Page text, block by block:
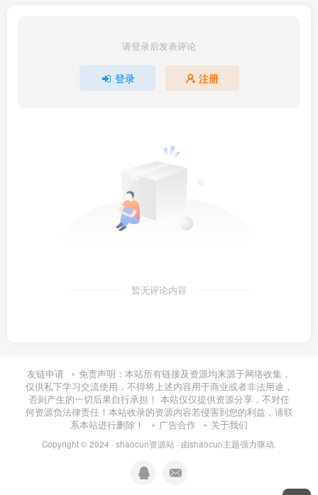
请登录后发表评论
登录 注册
暂无评论内容
友链申请
免责声明：本站所有链接及资源均来源于网络收集，
仅供私下学习交流使用，不得将上述内容用于商业或者非法用途，
否则产生的一切后果自行承担！ 本站仅仅提供资源分享，不对任
何资源负法律责任！本站收录的资源内容若侵害到您的利益，请联
系本站进行删除！
广告合作 关于我们
Copyright © 2024 · shaocun资源站 · 由shaocun主题强力驱动.